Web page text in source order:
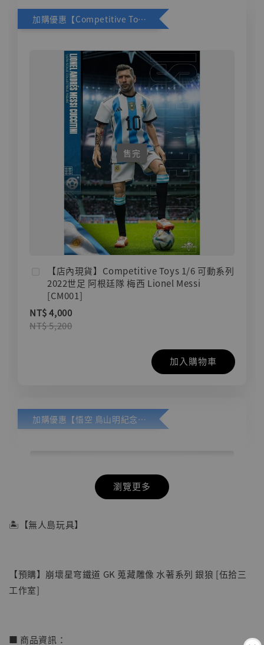
加購優惠【Competitive Toys 梅西 [CM001]】
售完
【店內現貨】Competitive Toys 1/6 可動系列
2022世足 阿根廷隊 梅西 Lionel Messi
[CM001]
NT$ 4,000
NT$ 5,200
加入購物車
加購優惠【悟空 鳥山明紀念款 [奇蹟工作室]】
瀏覽更多
🏝【無人島玩具】
【預購】崩壞星穹鐵道 GK 蒐藏雕像 水著系列 銀狼 [伍拾三
工作室]
■ 商品資訊：